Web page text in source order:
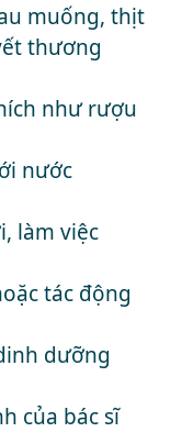
muống, thịt
thương
như rượu
nước
làm việc
tác động
dưỡng
của bác sĩ